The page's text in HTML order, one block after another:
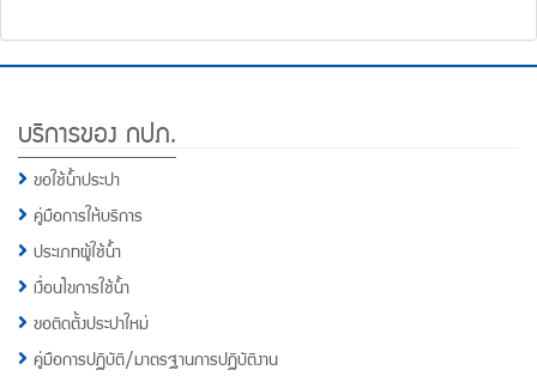
Footer
Menu
บริการของ กปภ.
ขอใช้น้ำประปา
คู่มือการให้บริการ
ประเภทผู้ใช้น้ำ
เงื่อนไขการใช้น้ำ
ขอติดตั้งประปาใหม่
คู่มือการปฏิบัติ/มาตรฐานการปฏิบัติงาน